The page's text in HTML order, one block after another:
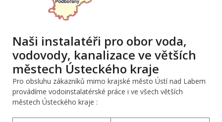
Naši instalatéři pro obor voda,
vodovody, kanalizace ve větších
městech Ústeckého kraje
Pro obsluhu zákazníků mimo krajské město Ústí nad Labem
provádíme vodoinstalatérské práce i ve všech větších
městech Ústeckého kraje :